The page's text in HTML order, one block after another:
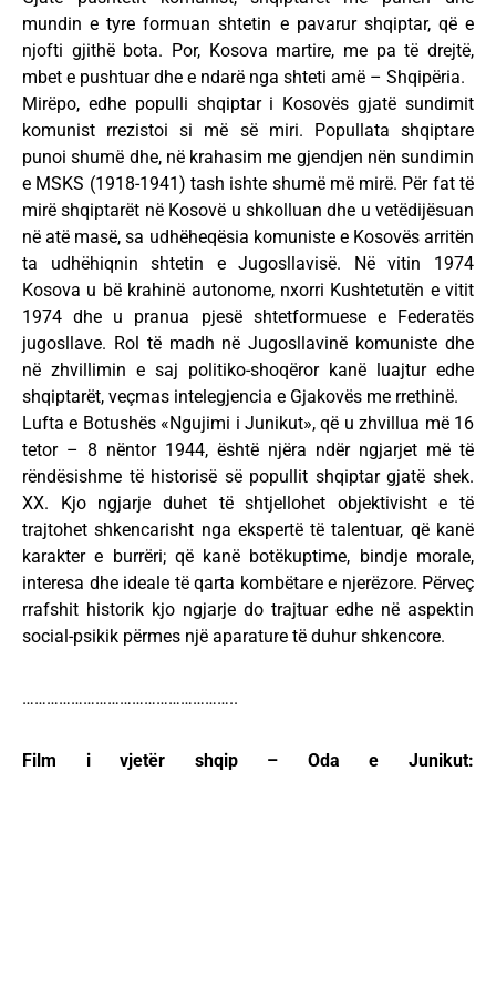
mundin e tyre formuan shtetin e pavarur shqiptar, që e
njofti gjithë bota. Por, Kosova martire, me pa të drejtë,
mbet e pushtuar dhe e ndarë nga shteti amë – Shqipëria.
Mirëpo, edhe populli shqiptar i Kosovës gjatë sundimit
komunist rrezistoi si më së miri. Popullata shqiptare
punoi shumë dhe, në krahasim me gjendjen nën sundimin
e MSKS (1918-1941) tash ishte shumë më mirë. Për fat të
mirë shqiptarët në Kosovë u shkolluan dhe u vetëdijësuan
në atë masë, sa udhëheqësia komuniste e Kosovës arritën
ta udhëhiqnin shtetin e Jugosllavisë. Në vitin 1974
Kosova u bë krahinë autonome, nxorri Kushtetutën e vitit
1974 dhe u pranua pjesë shtetformuese e Federatës
jugosllave. Rol të madh në Jugosllavinë komuniste dhe
në zhvillimin e saj politiko-shoqëror kanë luajtur edhe
shqiptarët, veçmas intelegjencia e Gjakovës me rrethinë.
Lufta e Botushës «Ngujimi i Junikut», që u zhvillua më 16
tetor – 8 nëntor 1944, është njëra ndër ngjarjet më të
rëndësishme të historisë së popullit shqiptar gjatë shek.
XX. Kjo ngjarje duhet të shtjellohet objektivisht e të
trajtohet shkencarisht nga ekspertë të talentuar, që kanë
karakter e burrëri; që kanë botëkuptime, bindje morale,
interesa dhe ideale të qarta kombëtare e njerëzore. Përveç
rrafshit historik kjo ngjarje do trajtuar edhe në aspektin
social-psikik përmes një aparature të duhur shkencore.
……………………………………………..
Film i vjetër shqip – Oda e Junikut: